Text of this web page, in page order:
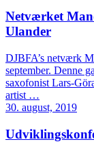
Netværket
Ulander
DJBFA’s netværk
september. Denne
saxofonist Lars-
artist …
30. august, 2019